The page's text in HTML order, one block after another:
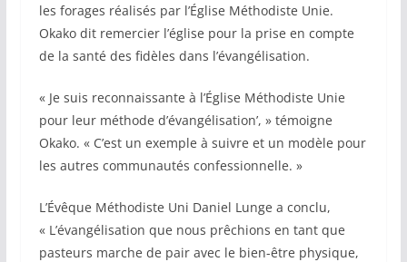
les forages réalisés par l’Église Méthodiste Unie.
Okako dit remercier l’église pour la prise en compte
de la santé des fidèles dans l’évangélisation.
« Je suis reconnaissante à l’Église Méthodiste Unie
pour leur méthode d’évangélisation’, » témoigne
Okako. « C’est un exemple à suivre et un modèle pour
les autres communautés confessionnelle. »
L’Évêque Méthodiste Uni Daniel Lunge a conclu,
« L’évangélisation que nous prêchions en tant que
pasteurs marche de pair avec le bien-être physique,